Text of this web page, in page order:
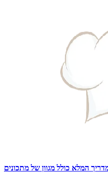
המלא כולל מגוון של מתכונים